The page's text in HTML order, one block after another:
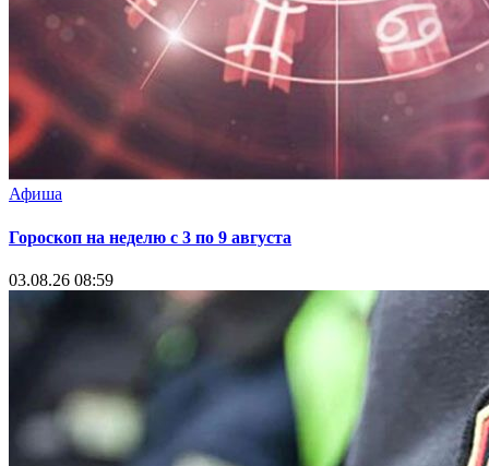
Афиша
Гороскоп на неделю с 3 по 9 августа
03.08.26 08:59